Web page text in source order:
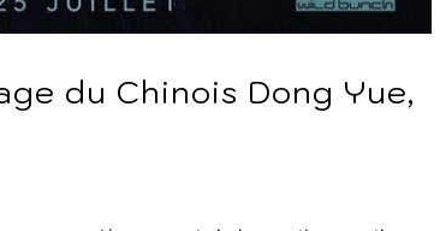
du Chinois Dong Yue,